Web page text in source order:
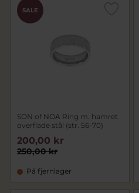
SALE
SON of NOA Ring m. hamret
overflade stål (str. 56-70)
250,00 kr
200,00 kr
På fjernlager